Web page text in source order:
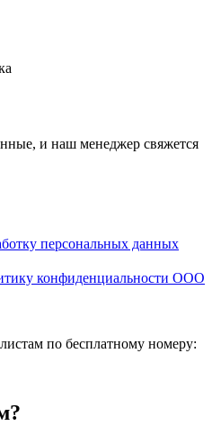
и наш менеджер свяжется
персональных данных
конфиденциальности ООО
по бесплатному номеру: